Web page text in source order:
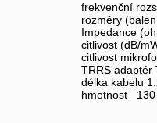
frekvenční
rozměry
Impedance
citlivost (dB/
citlivost
TRRS adaptér
délka kabelu
hmotnost 130